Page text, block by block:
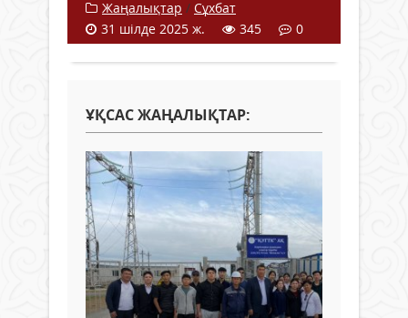
Жаңалықтар / Сұхбат
31 шілде 2025 ж.
345 0
ҰҚСАС ЖАҢАЛЫҚТАР: